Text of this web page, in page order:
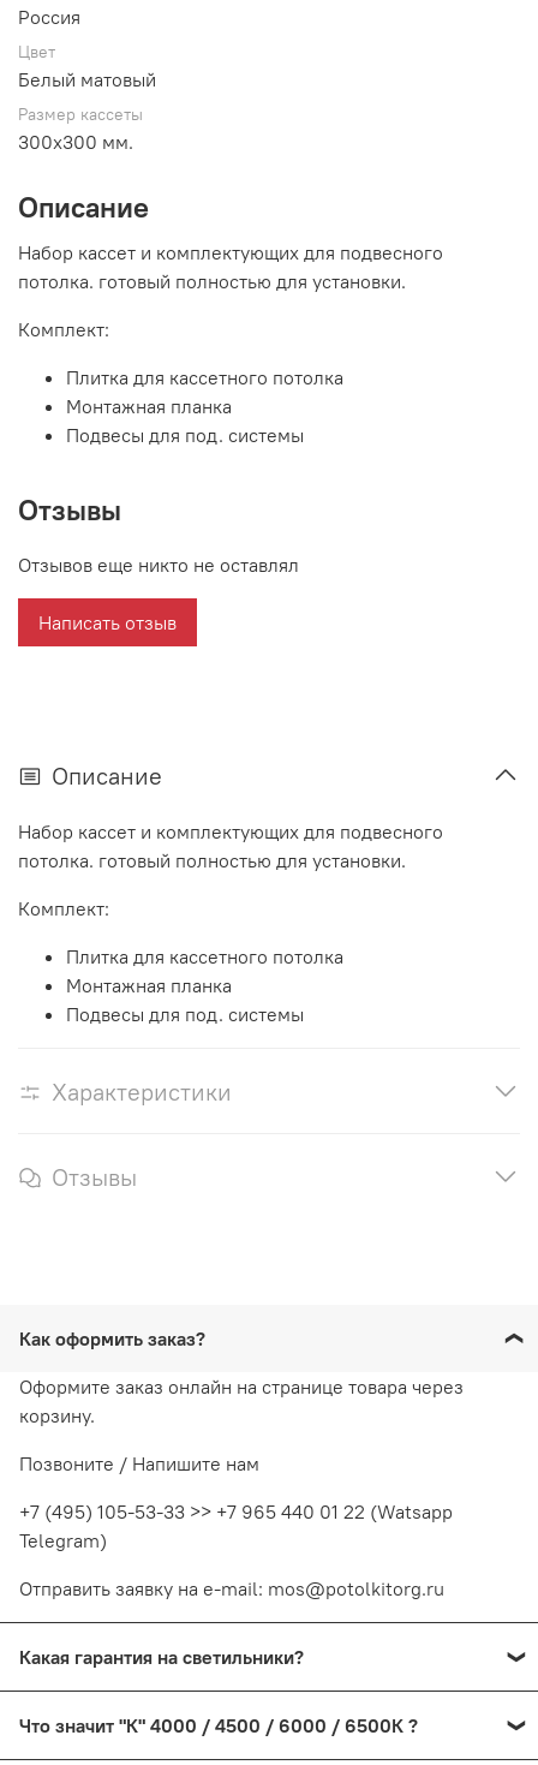
Россия
Цвет
Белый матовый
Размер кассеты
300х300 мм.
Описание
Набор кассет и комплектующих для подвесного
потолка. готовый полностью для установки.
Комплект:
Плитка для кассетного потолка
Монтажная планка
Подвесы для под. системы
Отзывы
Отзывов еще никто не оставлял
Написать отзыв
Описание
Набор кассет и комплектующих для подвесного
потолка. готовый полностью для установки.
Комплект:
Плитка для кассетного потолка
Монтажная планка
Подвесы для под. системы
Характеристики
Отзывы
Как оформить заказ?
Оформите заказ онлайн на странице товара через
корзину.
Позвоните / Напишите нам
+7 (495) 105-53-33 >> +7 965 440 01 22 (Watsapp
Telegram)
Отправить заявку на e-mail: mos@potolkitorg.ru
Какая гарантия на светильники?
гарантия от производителя сроком от 1 года до 2-х.
Что значит "К" 4000 / 4500 / 6000 / 6500К ?